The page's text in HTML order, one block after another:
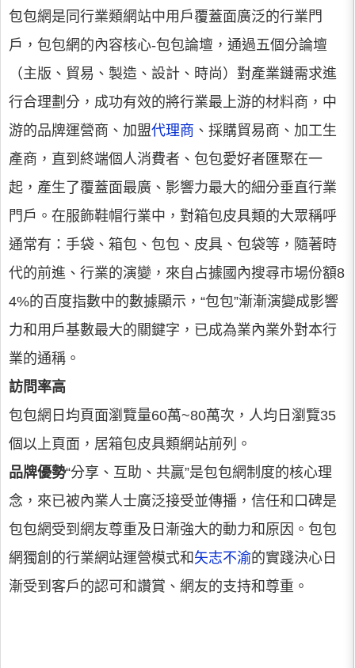
包包網是同行業類網站中用戶覆蓋面廣泛的行業門
戶，包包網的內容核心-包包論壇，通過五個分論壇
（主版、貿易、製造、設計、時尚）對產業鏈需求進
行合理劃分，成功有效的將行業最上游的材料商，中
游的品牌運營商、加盟代理商 、採購貿易商、加工生
產商，直到終端個人消費者、包包愛好者匯聚在一
起，產生了覆蓋面最廣、影響力最大的細分垂直行業
門戶。在服飾鞋帽行業中，對箱包皮具類的大眾稱呼
通常有：手袋、箱包、包包、皮具、包袋等，隨著時
代的前進、行業的演變，來自占據國內搜尋市場份額8
4%的百度指數中的數據顯示，“包包”漸漸演變成影響
力和用戶基數最大的關鍵字，已成為業內業外對本行
業的通稱。
訪問率高
包包網日均頁面瀏覽量60萬~80萬次，人均日瀏覽35
個以上頁面，居箱包皮具類網站前列。
品牌優勢“分享、互助、共贏”是包包網制度的核心理
念，來已被內業人士廣泛接受並傳播，信任和口碑是
包包網受到網友尊重及日漸強大的動力和原因。包包
網獨創的行業網站運營模式和 矢志不渝的實踐決心日
漸受到客戶的認可和讚賞、網友的支持和尊重。